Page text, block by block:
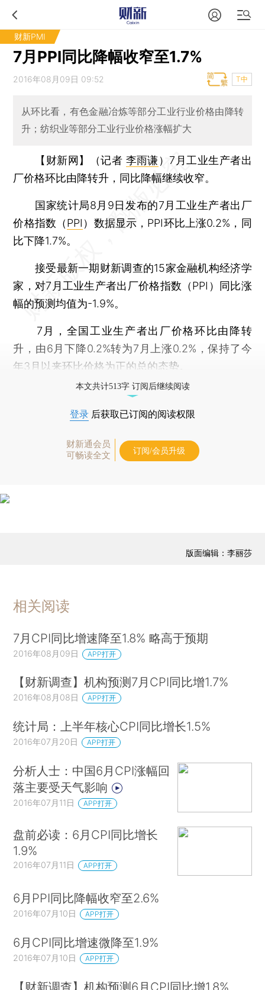
财新PMI
7月PPI同比降幅收窄至1.7%
2016年08月09日 09:52 T中
从环比看，有色金融冶炼等部分工业行业价格由降转
升；纺织业等部分工业行业价格涨幅扩大
【财新网】（记者 李雨谦） 7月工业生产者出
厂价格环比由降转升，同比降幅继续收窄。
国家统计局8月9日发布的7月工业生产者出厂
价格指数（PPI ）数据显示，PPI环比上涨0.2%，同
比下降1.7%。
接受最新一期财新调查的15家金融机构经济学
家，对7月工业生产者出厂价格指数（PPI）同比涨
幅的预测均值为-1.9%。
7月，全国工业生产者出厂价格环比由降转
升，由6月下降0.2%转为7月上涨0.2%，保持了今
年3月以来环比价格为正的总的态势。
本文共计513字 订阅后继续阅读
登录 后获取已订阅的阅读权限
财新通会员
可畅读全文
订阅/会员升级
版面编辑：李丽莎
相关阅读
7月CPI同比增速降至1.8% 略高于预期
2016年08月09日 APP打开
【财新调查】机构预测7月CPI同比增1.7%
2016年08月08日 APP打开
统计局：上半年核心CPI同比增长1.5%
2016年07月20日 APP打开
分析人士：中国6月CPI涨幅回
落主要受天气影响
2016年07月11日 APP打开
盘前必读：6月CPI同比增长
1.9%
2016年07月11日 APP打开
6月PPI同比降幅收窄至2.6%
2016年07月10日 APP打开
6月CPI同比增速微降至1.9%
2016年07月10日 APP打开
【财新调查】机构预测6月CPI同比增1.8%